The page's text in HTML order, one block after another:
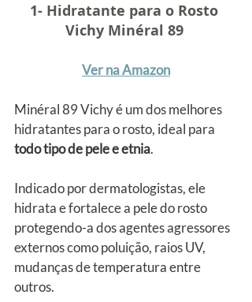
1- Hidratante para o Rosto
Vichy Minéral 89
Ver na Amazon
Minéral 89 Vichy é um dos melhores
hidratantes para o rosto, ideal para
todo tipo de pele e etnia.
Indicado por dermatologistas, ele
hidrata e fortalece a pele do rosto
protegendo-a dos agentes agressores
externos como poluição, raios UV,
mudanças de temperatura entre
outros.